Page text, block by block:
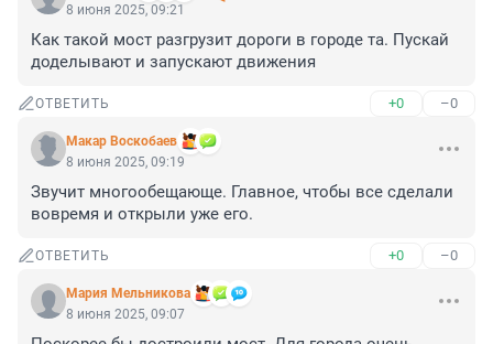
8 июня 2025, 09:21
Как такой мост разгрузит дороги в городе та. Пускай
доделывают и запускают движения
ОТВЕТИТЬ +0 –0
Макар Воскобаев
8 июня 2025, 09:19
Звучит многообещающе. Главное, чтобы все сделали
вовремя и открыли уже его.
ОТВЕТИТЬ +0 –0
Мария Мельникова
8 июня 2025, 09:07